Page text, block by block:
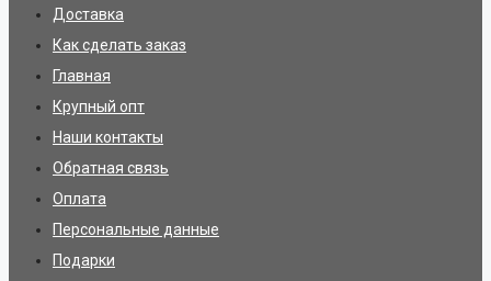
Доставка
Как сделать заказ
Главная
Крупный опт
Наши контакты
Обратная связь
Оплата
Персональные данные
Подарки